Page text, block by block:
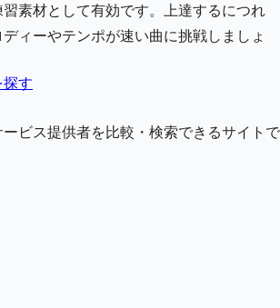
素材として有効です。上達するにつれ
ィーやテンポが速い曲に挑戦しましょ
す
ビス提供者を比較・検索できるサイトで